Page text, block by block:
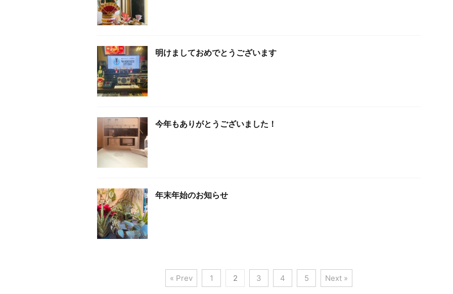
明けましておめでとうございます
今年もありがとうございました！
年末年始のお知らせ
« Prev 1 2 3 4 5 Next »